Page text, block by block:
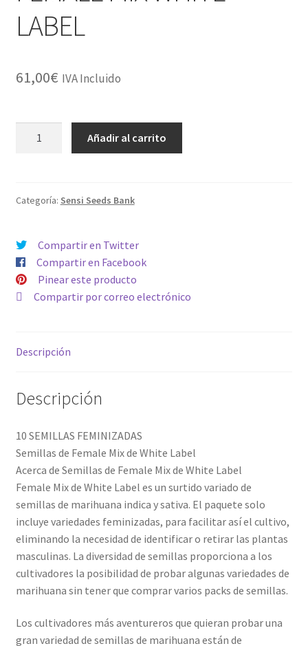
LABEL
61,00€ IVA Incluido
cantidad
Añadir al carrito
Categoría: Sensi Seeds Bank
Compartir en Twitter
Compartir en Facebook
Pinear este producto
Compartir por correo electrónico
Descripción
Descripción
10 SEMILLAS FEMINIZADAS
Semillas de Female Mix de White Label
Acerca de Semillas de Female Mix de White Label
Female Mix de White Label es un surtido variado de
semillas de marihuana indica y sativa. El paquete solo
incluye variedades feminizadas, para facilitar así el cultivo,
eliminando la necesidad de identificar o retirar las plantas
masculinas. La diversidad de semillas proporciona a los
cultivadores la posibilidad de probar algunas variedades de
marihuana sin tener que comprar varios packs de semillas.
Los cultivadores más aventureros que quieran probar una
gran variedad de semillas de marihuana están de